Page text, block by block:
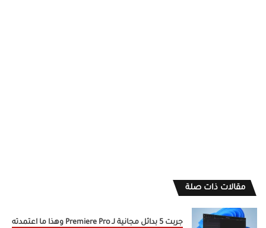
مقالات ذات صلة
جربت 5 بدائل مجانية لـ Premiere Pro وهذا ما اعتمدته